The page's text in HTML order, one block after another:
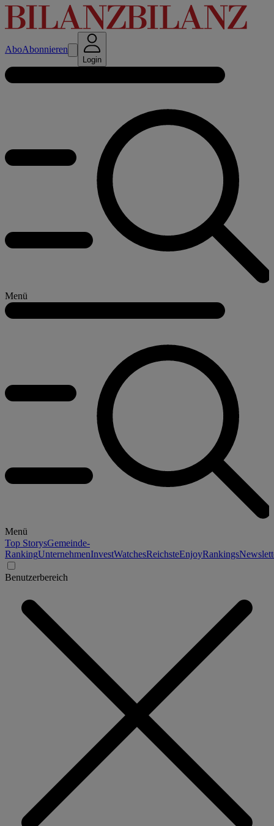
AboAbonnieren
Login
Menü
Menü
Top StorysGemeinde-
RankingUnternehmenInvestWatchesReichsteEnjoyRankings
Benutzerbereich